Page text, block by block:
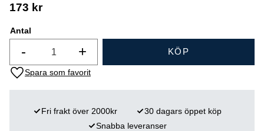
173 kr
Antal
+
- KÖP
Lägg till i favoriter
Fri frakt över 2000kr
30 dagars öppet köp
Snabba leveranser